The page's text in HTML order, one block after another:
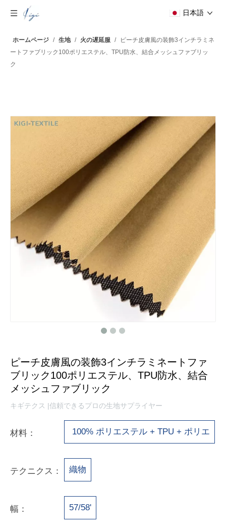
日本語
ホームページ / 生地 / 火の遅延服 /
ピーチ皮膚風の装飾3インチラミネ
ートファブリック100ポリエステル、TPU防水、結合メッシュファブリッ
ク
ピーチ皮膚風の装飾3インチラミネートファ
ブリック100ポリエステル、TPU防水、結合
メッシュファブリック
キギテクス |信頼できるプロの生地サプライヤー
材料：
100% ポリエステル + TPU + ポリエ
テクニクス： 織物
幅： 57/58'